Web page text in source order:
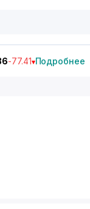
-77.41 Подробнее